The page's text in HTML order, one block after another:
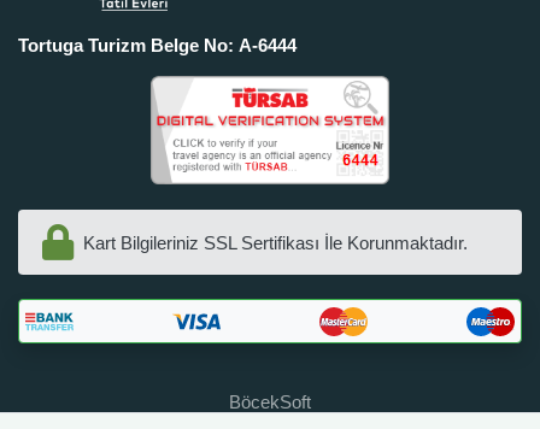
Tortuga Turizm Belge No: A-6444
Kart Bilgileriniz SSL Sertifikası İle Korunmaktadır.
BöcekSoft